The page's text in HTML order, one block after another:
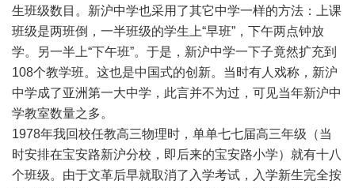
生班级数目。新沪中学也采用了其它中学一样的方法：上课
班级是两班倒，一半班级的学生上“早班”，下午两点钟放
学。另一半上“下午班”。于是，新沪中学一下子竟然扩充到
108个教学班。这也是中国式的创新。当时有人戏称，新沪
中学成了亚洲第一大中学，此言并不为过，可见当年新沪中
学教室数量之多。
1978年我回校任教高三物理时，单单七七届高三年级（当
时安排在宝安路新沪分校，即后来的宝安路小学）就有十八
个班级。由于文革后早就取消了入学考试，入学新生完全按